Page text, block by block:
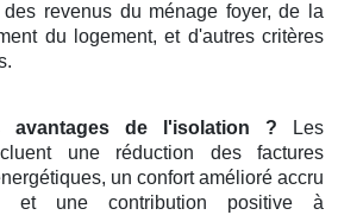
revenus du ménage foyer, de la
du logement, et d'autres critères
de l'isolation ? Les
une réduction des factures
un confort amélioré accru
et une contribution positive à